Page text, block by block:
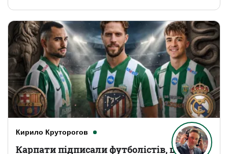
Кирило Круторогов
Карпати підписали футболістів, що